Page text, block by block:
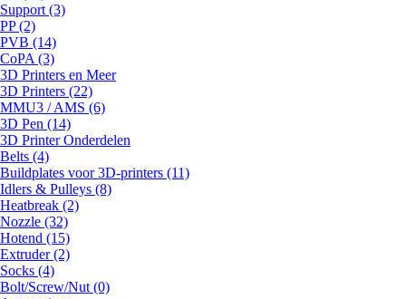
Support (3)
PP (2)
PVB (14)
CoPA (3)
3D Printers en Meer
3D Printers (22)
MMU3 / AMS (6)
3D Pen (14)
3D Printer Onderdelen
Belts (4)
Buildplates voor 3D-printers (11)
Idlers & Pulleys (8)
Heatbreak (2)
Nozzle (32)
Hotend (15)
Extruder (2)
Socks (4)
Bolt/Screw/Nut (0)